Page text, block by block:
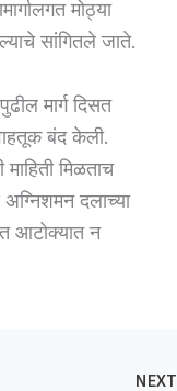
मोठ्या
सांगितले जाते.
मार्ग दिसत
बंद केली.
मिळताच
दलाच्या
आटोक्यात न
NEXT